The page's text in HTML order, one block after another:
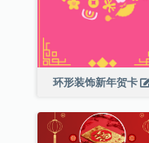
环形装饰新年贺卡